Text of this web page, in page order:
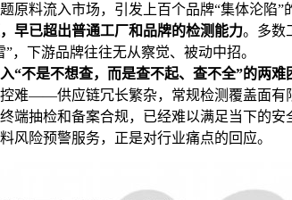
原料流入市场，引发上百个品牌“集体沦陷”
早已超出普通工厂和品牌的检测能力。多数
，下游品牌往往无从察觉、被动中招。
“不是不想查，而是查不起、查不全”的两难
难——供应链冗长繁杂，常规检测覆盖面有
端抽检和备案合规，已经难以满足当下的
风险预警服务，正是对行业痛点的回应。